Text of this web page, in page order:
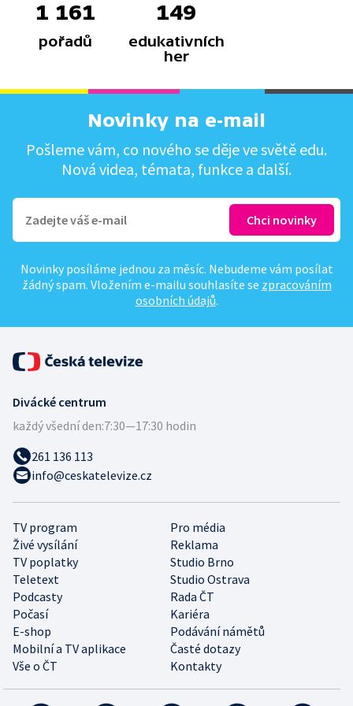
1 161
pořadů
149
edukativních
her
Novinky na e-mail
Pošleme vám, co nového se děje ve světě edu.
Nová videa, témata, funkce a další.
Novinky posíláme jednou za měsíc. Nebudeme vám posílat
žádný spam. Vložením e-mailu souhlasíte se zpracováním
osobních údajů.